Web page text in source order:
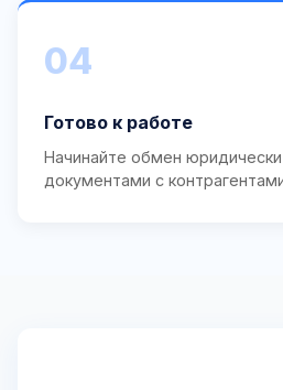
04
Готово к работе
Начинайте обмен
документами с